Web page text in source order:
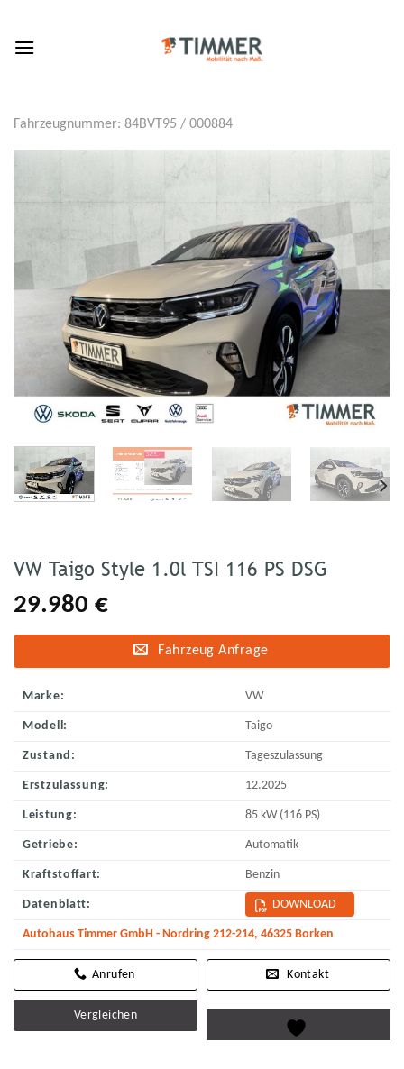
content
Fahrzeugnummer: 84BVT95 / 000884
VW Taigo Style 1.0l TSI 116 PS DSG
29.980 €
Fahrzeug Anfrage
Marke: VW
Modell: Taigo
Zustand: Tageszulassung
Erstzulassung: 12.2025
Leistung: 85 kW (116 PS)
Getriebe: Automatik
Kraftstoffart: Benzin
Datenblatt: DOWNLOAD
Autohaus Timmer GmbH - Nordring 212-214, 46325 Borken
Kontakt
Vergleichen